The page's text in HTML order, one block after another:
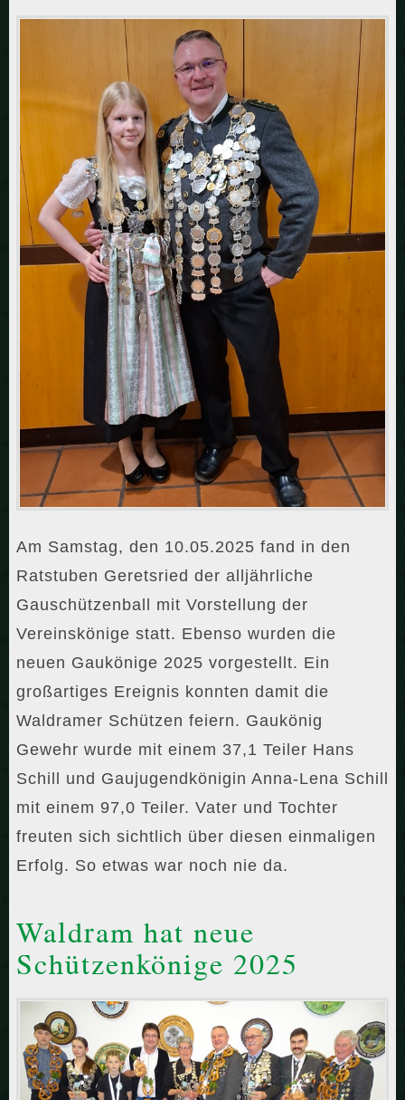
Am Samstag, den 10.05.2025 fand in den
Ratstuben Geretsried der alljährliche
Gauschützenball mit Vorstellung der
Vereinskönige statt. Ebenso wurden die
neuen Gaukönige 2025 vorgestellt. Ein
großartiges Ereignis konnten damit die
Waldramer Schützen feiern. Gaukönig
Gewehr wurde mit einem 37,1 Teiler Hans
Schill und Gaujugendkönigin Anna-Lena Schill
mit einem 97,0 Teiler. Vater und Tochter
freuten sich sichtlich über diesen einmaligen
Erfolg. So etwas war noch nie da.
Waldram hat neue
Schützenkönige 2025